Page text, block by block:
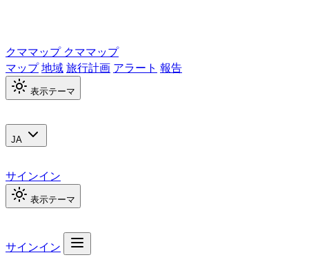
クママップ クママップ
マップ地域旅行計画 アラート 報告
表示テーマ
JA
サインイン
表示テーマ
サインイン